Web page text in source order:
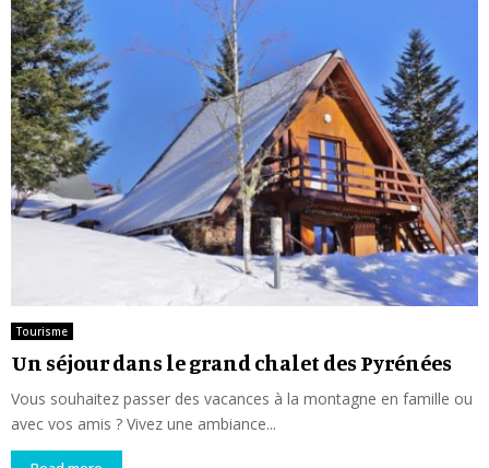
Tourisme
Un séjour dans le grand chalet des Pyrénées
Vous souhaitez passer des vacances à la montagne en famille ou
avec vos amis ? Vivez une ambiance...